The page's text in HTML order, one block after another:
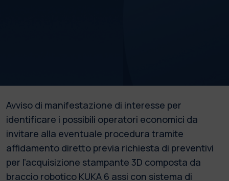
Avviso di manifestazione di interesse per
identificare i possibili operatori economici da
invitare alla eventuale procedura tramite
affidamento diretto previa richiesta di preventivi
per l’acquisizione stampante 3D composta da
braccio robotico KUKA 6 assi con sistema di